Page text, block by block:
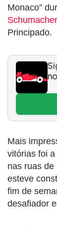
Monaco”
Schumacher
Principado.
Mais
vitórias foi
nas ruas
esteve
fim de
desafiador